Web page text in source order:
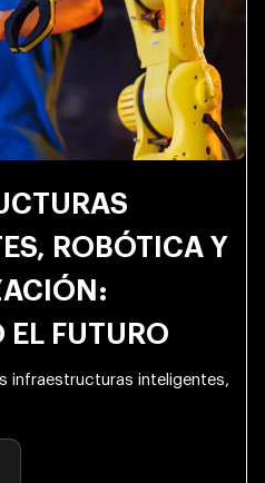
ROBÓTICA Y
EL FUTURO
infraestructuras inteligentes,